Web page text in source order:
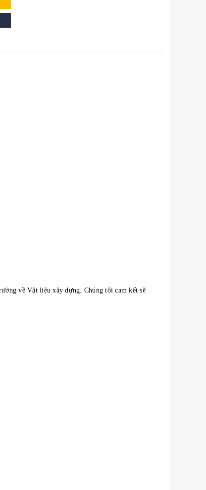
về Vật liệu xây dựng. Chúng tôi cam kết sẽ